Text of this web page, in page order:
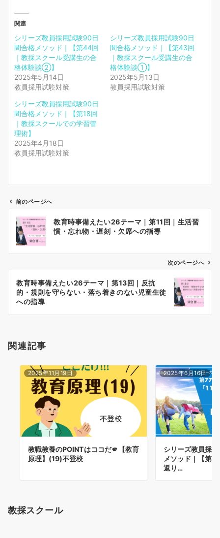
関連
シリーズ教員採用試験90日
間合格メソッド｜【第44回
｜教採スクール受講生の合
格体験談②】
2025年5月14日
教員採用試験対策
シリーズ教員採用試験90日
間合格メソッド｜【第43回
｜教採スクール受講生の合
格体験談①】
2025年5月13日
教員採用試験対策
シリーズ教員採用試験90日
間合格メソッド｜【第18回
｜教採スクールでの学習管
理術】
2025年4月18日
教員採用試験対策
ビ
ン
前のページへ
教育時事備えたい26テーマ｜第11回｜生活習
慣・忘れ物・遅刻・欠席への指導
次のページへ
教育時事備えたい26テーマ｜第13回｜反抗
的・規則を守らない・落ち着きのない児童生徒
への指導
関連記事
2025年11月19日
教職教養のPOINTはココだ🫵【教育
原理】(19)不登校
2025年6月16日
シリーズ教員採
メソッド｜【第
返り…
教採スクール